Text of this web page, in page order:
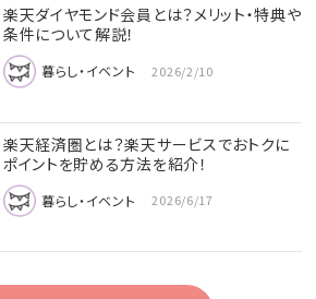
楽天ダイヤモンド会員とは？メリット・特典や
条件について解説！
暮らし・イベント 2026/2/10
楽天経済圏とは？楽天サービスでおトクに
ポイントを貯める方法を紹介！
暮らし・イベント 2026/6/17